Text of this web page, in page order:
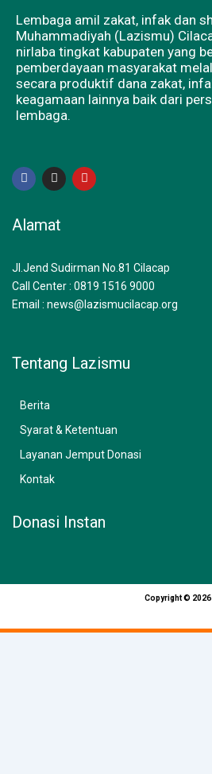
Lembaga amil zakat, infak dan
Muhammadiyah (Lazismu)
nirlaba tingkat kabupaten yang
pemberdayaan masyarakat
secara produktif dana zakat,
keagamaan lainnya baik dari
lembaga.
F
a
c
o
I
n
s
g
m
Y
o
u
Alamat
Jl.Jend Sudirman No.81 Cilacap
Call Center : 0819 1516 9000
Email : news@lazismucilacap.org
Tentang Lazismu
Berita
Syarat & Ketentuan
Layanan Jemput Donasi
Kontak
Donasi Instan
Copyright © 2026